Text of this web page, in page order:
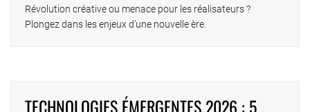
Révolution créative ou menace pour les réalisateurs ?
Plongez dans les enjeux d’une nouvelle ère.
TECHNOLOGIES ÉMERGENTES 2026 : 5